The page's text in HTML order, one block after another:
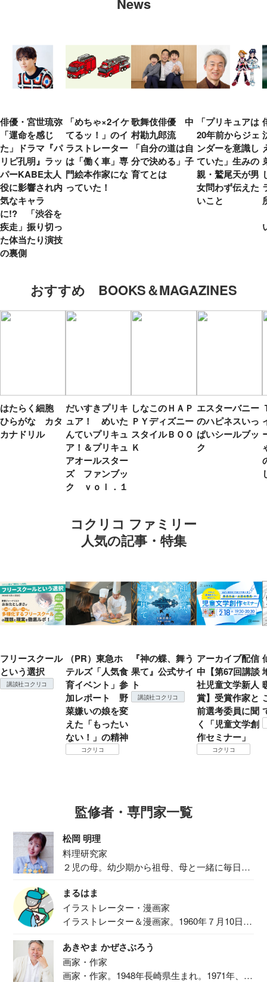
俳優・宮世琉弥
「運命を感じ
た」ドラマ『パ
リピ孔明』ラッ
パーKABE太人
役に影響され内
気なキャラ
に!? 「渋谷を
疾走」振り切っ
た体当たり演技
の裏側
「めちゃ×2イケ
てるッ！」のイ
ラストレーター
は「働く車」専
門絵本作家にな
っていた！
歌舞伎俳優 中
村勘九郎流
「自分の道は自
分で決める」子
育てとは
「プリキュアは
20年前からジェ
ンダーを意識し
ていた」生みの
親・鷲尾天が男
女問わず伝えた
いこと
おすすめ BOOKS＆MAGAZINES
はたらく細胞
ひらがな カタ
カナドリル
だいすきプリキ
ュア！ めいた
んていプリキュ
ア！＆プリキュ
アオールスター
ズ ファンブッ
ク ｖｏｌ．１
しなこのＨＡＰ
ＰＹディズニー
スタイルＢＯＯ
Ｋ
エスターバニー
のハピネスいっ
ぱいシールブッ
ク
コクリコ ファミリー
人気の記事・特集
フリースクール
という選択
講談社コクリコ
（PR）東急ホ
テルズ「人気食
育イベント」参
加レポート 野
菜嫌いの娘を変
えた「もったい
ない！」の精神
コクリコ
『神の蝶、舞う
果て』公式サイ
ト
講談社コクリコ
アーカイブ配信
中【第67回講談
社児童文学新人
賞】受賞作家と
前選考委員に聞
く「児童文学創
作セミナー」
コクリコ
監修者・専門家一覧
松岡 明理
料理研究家
２児の母。幼少期から祖母、母と一緒に毎日の
まるはま
イラストレーター・漫画家
イラストレーター＆漫画家。1960年７月10日生
あきやま かぜさぶろう
画家・作家
画家・作家。1948年長崎県生まれ。1971年、